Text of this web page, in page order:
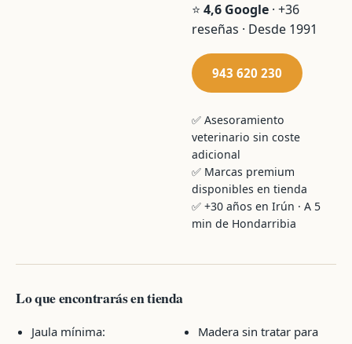
⭐ 4,6 Google · +36
reseñas · Desde 1991
943 620 230
✅ Asesoramiento
veterinario sin coste
adicional
✅ Marcas premium
disponibles en tienda
✅ +30 años en Irún · A 5
min de Hondarribia
Lo que encontrarás en tienda
Jaula mínima:
Madera sin tratar para